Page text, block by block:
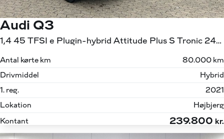
Audi Q3
1,4 45 TFSI e Plugin-hybrid Attitude Plus S Tronic 245HK 5d 6g Aut.
Antal kørte km
80.000 km
Drivmiddel
Hybrid
1. reg.
2021
Lokation
Højbjerg
Kontant
239.800 kr.